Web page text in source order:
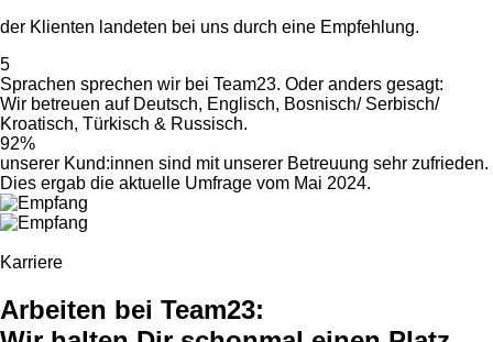
der Klienten landeten bei uns durch eine Empfehlung.
5
Sprachen sprechen wir bei Team23. Oder anders gesagt:
Wir betreuen auf Deutsch, Englisch, Bosnisch/ Serbisch/
Kroatisch, Türkisch & Russisch.
92%
unserer Kund:innen sind mit unserer Betreuung sehr zufrieden.
Dies ergab die aktuelle Umfrage vom Mai 2024.
Karriere
Arbeiten bei Team23: